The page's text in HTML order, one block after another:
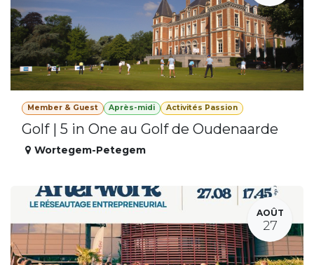
Member & Guest Après-midi Activités Passion
Golf | 5 in One au Golf de Oudenaarde
Wortegem-Petegem
AOÛT
27